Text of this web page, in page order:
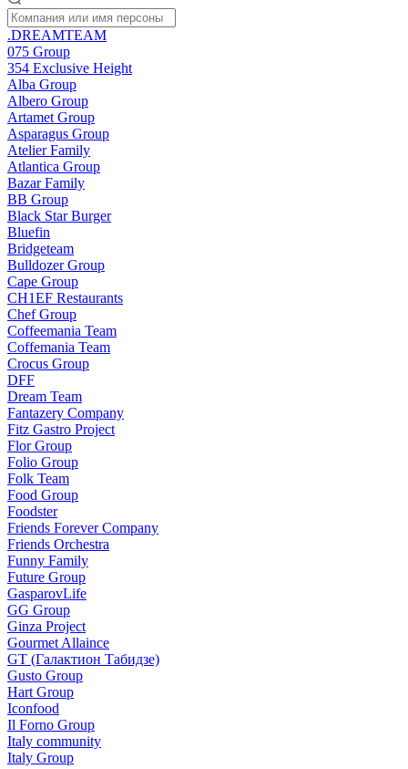
.DREAMTEAM
075 Group
354 Exclusive Height
Alba Group
Albero Group
Artamet Group
Asparagus Group
Atelier Family
Atlantica Group
Bazar Family
BB Group
Black Star Burger
Bluefin
Bridgeteam
Bulldozer Group
Cape Group
CH1EF Restaurants
Chef Group
Coffeemania Team
Coffemania Team
Crocus Group
DFF
Dream Team
Fantazery Company
Fitz Gastro Project
Flor Group
Folio Group
Folk Team
Food Group
Foodster
Friends Forever Company
Friends Orchestra
Funny Family
Future Group
GasparovLife
GG Group
Ginza Project
Gourmet Allaince
GT (Галактион Табидзе)
Gusto Group
Hart Group
Iconfood
Il Forno Group
Italy community
Italy Group